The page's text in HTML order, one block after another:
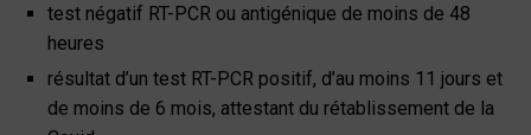
test négatif RT-PCR ou antigénique de moins de 48
heures
résultat d’un test RT-PCR positif, d’au moins 11 jours et
de moins de 6 mois, attestant du rétablissement de la